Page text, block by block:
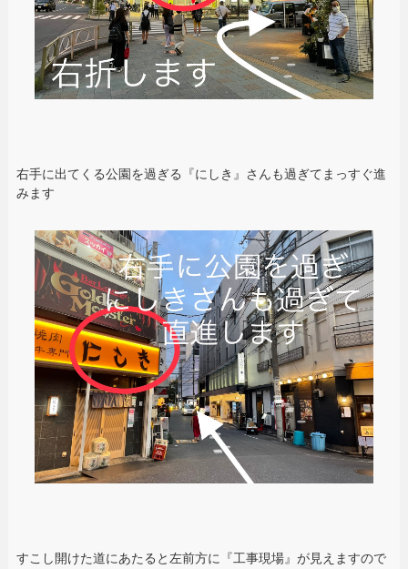
右手に出てくる公園を過ぎる『にしき』さんも過ぎてまっすぐ進
みます
すこし開けた道にあたると左前方に『工事現場』が見えますので